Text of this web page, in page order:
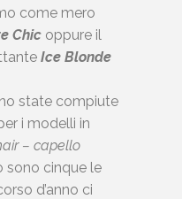
come mero
Chic oppure il
Ice Blonde
state compiute
i modelli in
– capello
sono cinque le
d’anno ci